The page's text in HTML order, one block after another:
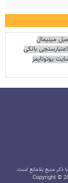
مبل مینیمال
اعتبارسنجی بانکی
یوتوتایمز
منبع بلامانع است.
Copyright ©